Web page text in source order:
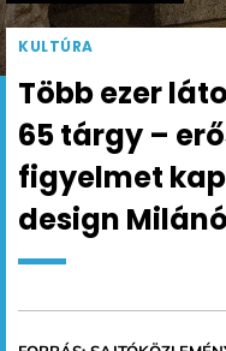
KULTÚRA
Több ezer
65 tárgy –
figyelmet
design